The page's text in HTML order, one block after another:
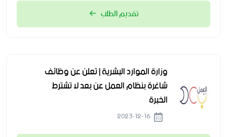
تقديم الطلب
وزارة الموارد البشرية | تعلن عن وظائف
شاغرة بنظام العمل عن بعد لا تشترط
الخبرة